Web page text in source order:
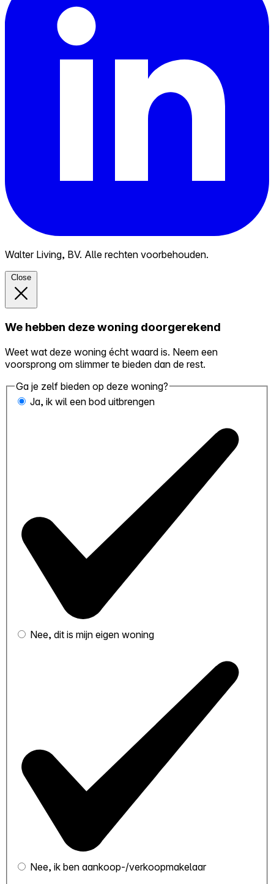
Walter Living, BV. Alle rechten voorbehouden.
Close
We hebben deze woning doorgerekend
Weet wat deze woning écht waard is. Neem een
voorsprong om slimmer te bieden dan de rest.
Ga je zelf bieden op deze woning?
Ja, ik wil een bod uitbrengen
Nee, dit is mijn eigen woning
Nee, ik ben aankoop-/verkoopmakelaar